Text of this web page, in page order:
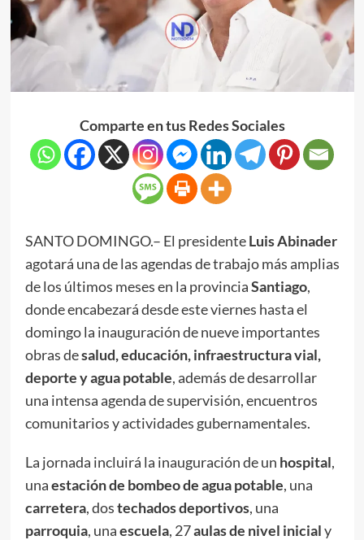
Comparte en tus Redes Sociales
SANTO DOMINGO.– El presidenteLuis Abinader
agotará una de las agendas de trabajo más amplias
de los últimos meses en la provinciaSantiago,
donde encabezará desde este viernes hasta el
domingo la inauguración de nueve importantes
obras desalud, educación, infraestructura vial,
deporte y agua potable, además de desarrollar
una intensa agenda de supervisión, encuentros
comunitarios y actividades gubernamentales.
La jornada incluirá la inauguración de un hospital,
unaestación de bombeo de agua potable, una
carretera, dostechados deportivos, una
parroquia, unaescuela, 27aulas de nivel inicialy